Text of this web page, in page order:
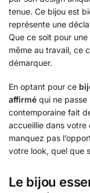
tenue. Ce bijou est
représente une
Que ce soit pour
même au travail, ce
démarquer.
En optant pour ce
affirmé qui ne passe
contemporaine fait
accueillie dans votre
manquez pas
votre look, quel que
Le bijou